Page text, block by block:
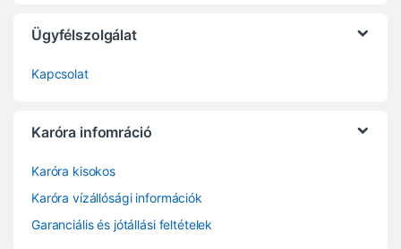
Ügyfélszolgálat
Kapcsolat
Karóra infomráció
Karóra kisokos
Karóra vízállósági információk
Garanciális és jótállási feltételek